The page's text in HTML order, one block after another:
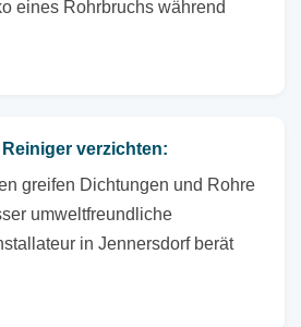
eines Rohrbruchs während
verzichten:
greifen Dichtungen und Rohre
umweltfreundliche
in Jennersdorf berät